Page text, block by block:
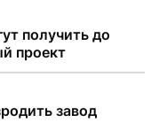
получить до
проект
завод